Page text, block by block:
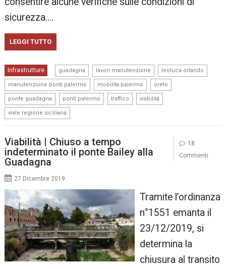
sicurezza.…
LEGGI TUTTO
Infrastrutture guadagna lavori manutenzione leoluca orlando
manutenzione ponti palermo mobilita palermo oreto
ponte guadagna ponti palermo traffico viabilità
viale regione siciliana
Viabilità | Chiuso a tempo
indeterminato il ponte Bailey alla
Guadagna
27 Dicembre 2019
Tramite l’ordinanza
n°1551 emanta il
23/12/2019, si
determina la
chiusura al transito
18
Commenti